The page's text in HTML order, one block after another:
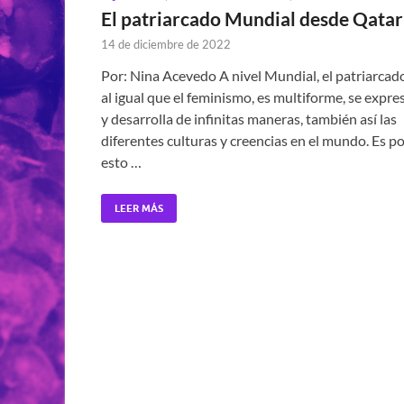
El patriarcado Mundial desde Qatar
14 de diciembre de 2022
Por: Nina Acevedo A nivel Mundial, el
al igual que el feminismo, es multiforme, se
y desarrolla de infinitas maneras, también así las
diferentes culturas y creencias en el mundo. Es
esto …
LEER MÁS